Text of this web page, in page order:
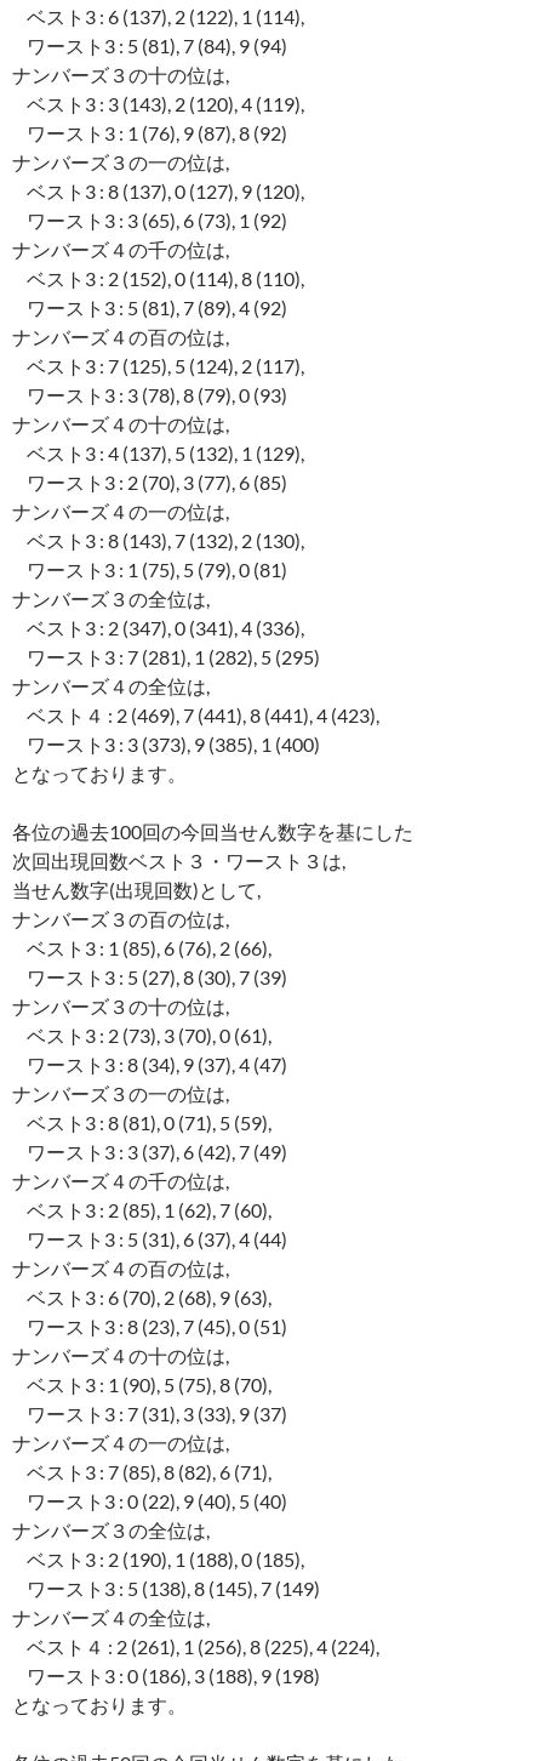
ベスト3 : 6 (137), 2 (122), 1 (114),
ワースト3 : 5 (81), 7 (84), 9 (94)
ナンバーズ３の十の位は,
ベスト3 : 3 (143), 2 (120), 4 (119),
ワースト3 : 1 (76), 9 (87), 8 (92)
ナンバーズ３の一の位は,
ベスト3 : 8 (137), 0 (127), 9 (120),
ワースト3 : 3 (65), 6 (73), 1 (92)
ナンバーズ４の千の位は,
ベスト3 : 2 (152), 0 (114), 8 (110),
ワースト3 : 5 (81), 7 (89), 4 (92)
ナンバーズ４の百の位は,
ベスト3 : 7 (125), 5 (124), 2 (117),
ワースト3 : 3 (78), 8 (79), 0 (93)
ナンバーズ４の十の位は,
ベスト3 : 4 (137), 5 (132), 1 (129),
ワースト3 : 2 (70), 3 (77), 6 (85)
ナンバーズ４の一の位は,
ベスト3 : 8 (143), 7 (132), 2 (130),
ワースト3 : 1 (75), 5 (79), 0 (81)
ナンバーズ３の全位は,
ベスト3 : 2 (347), 0 (341), 4 (336),
ワースト3 : 7 (281), 1 (282), 5 (295)
ナンバーズ４の全位は,
ベスト４ : 2 (469), 7 (441), 8 (441), 4 (423),
ワースト3 : 3 (373), 9 (385), 1 (400)
となっております。
各位の過去100回の今回当せん数字を基にした
次回出現回数ベスト３・ワースト３は,
当せん数字(出現回数)として,
ナンバーズ３の百の位は,
ベスト3 : 1 (85), 6 (76), 2 (66),
ワースト3 : 5 (27), 8 (30), 7 (39)
ナンバーズ３の十の位は,
ベスト3 : 2 (73), 3 (70), 0 (61),
ワースト3 : 8 (34), 9 (37), 4 (47)
ナンバーズ３の一の位は,
ベスト3 : 8 (81), 0 (71), 5 (59),
ワースト3 : 3 (37), 6 (42), 7 (49)
ナンバーズ４の千の位は,
ベスト3 : 2 (85), 1 (62), 7 (60),
ワースト3 : 5 (31), 6 (37), 4 (44)
ナンバーズ４の百の位は,
ベスト3 : 6 (70), 2 (68), 9 (63),
ワースト3 : 8 (23), 7 (45), 0 (51)
ナンバーズ４の十の位は,
ベスト3 : 1 (90), 5 (75), 8 (70),
ワースト3 : 7 (31), 3 (33), 9 (37)
ナンバーズ４の一の位は,
ベスト3 : 7 (85), 8 (82), 6 (71),
ワースト3 : 0 (22), 9 (40), 5 (40)
ナンバーズ３の全位は,
ベスト3 : 2 (190), 1 (188), 0 (185),
ワースト3 : 5 (138), 8 (145), 7 (149)
ナンバーズ４の全位は,
ベスト４ : 2 (261), 1 (256), 8 (225), 4 (224),
ワースト3 : 0 (186), 3 (188), 9 (198)
となっております。